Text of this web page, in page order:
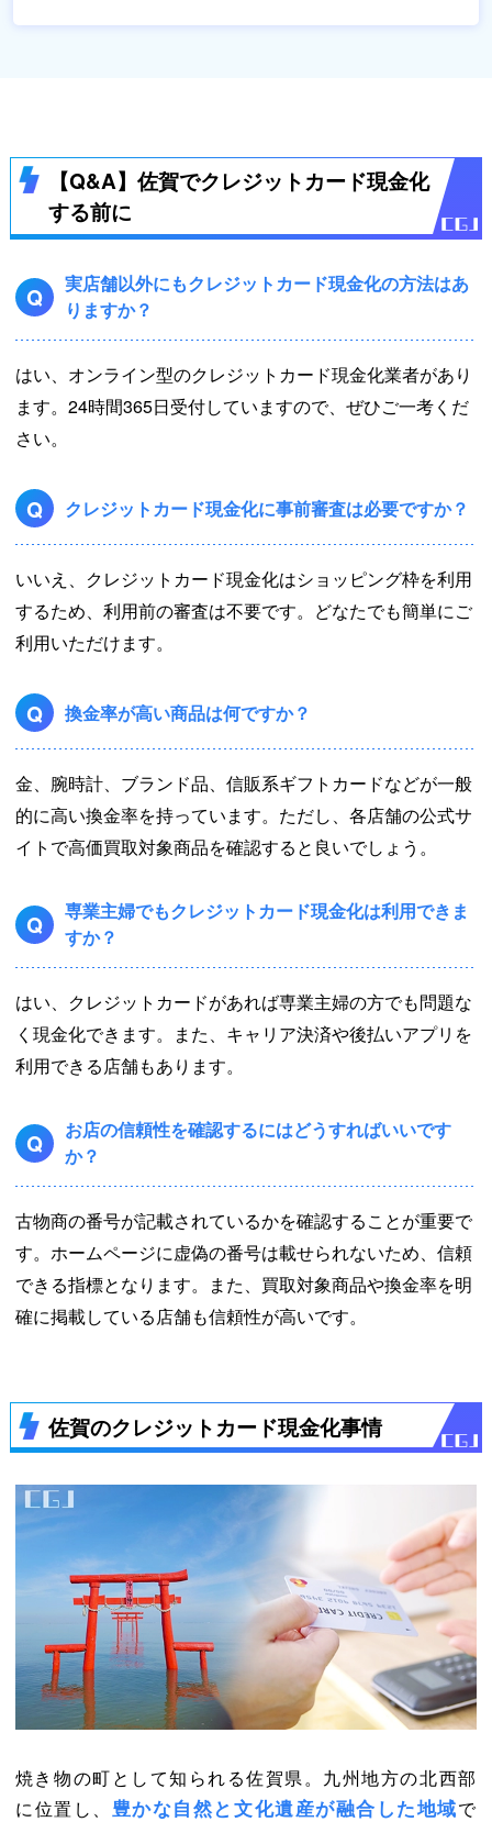
【Q&A】佐賀でクレジットカード現金化
する前に
Q
実店舗以外にもクレジットカード現金化の方法はあ
りますか？
はい、オンライン型のクレジットカード現金化業者があり
ます。24時間365日受付していますので、ぜひご一考くだ
さい。
Q クレジットカード現金化に事前審査は必要ですか？
いいえ、クレジットカード現金化はショッピング枠を利用
するため、利用前の審査は不要です。どなたでも簡単にご
利用いただけます。
Q 換金率が高い商品は何ですか？
金、腕時計、ブランド品、信販系ギフトカードなどが一般
的に高い換金率を持っています。ただし、各店舗の公式サ
イトで高価買取対象商品を確認すると良いでしょう。
Q
専業主婦でもクレジットカード現金化は利用できま
すか？
はい、クレジットカードがあれば専業主婦の方でも問題な
く現金化できます。また、キャリア決済や後払いアプリを
利用できる店舗もあります。
Q
お店の信頼性を確認するにはどうすればいいです
か？
古物商の番号が記載されているかを確認することが重要で
す。ホームページに虚偽の番号は載せられないため、信頼
できる指標となります。また、買取対象商品や換金率を明
確に掲載している店舗も信頼性が高いです。
佐賀のクレジットカード現金化事情
焼き物の町として知られる佐賀県。九州地方の北西部
に位置し、 豊かな自然と文化遺産が融合した地域で